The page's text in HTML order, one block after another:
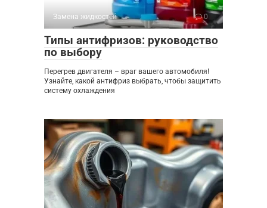
Замена жидкостей 0
Типы антифризов: руководство
по выбору
Перегрев двигателя – враг вашего автомобиля!
Узнайте, какой антифриз выбрать, чтобы защитить
систему охлаждения